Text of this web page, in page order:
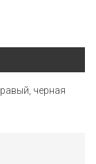
черная